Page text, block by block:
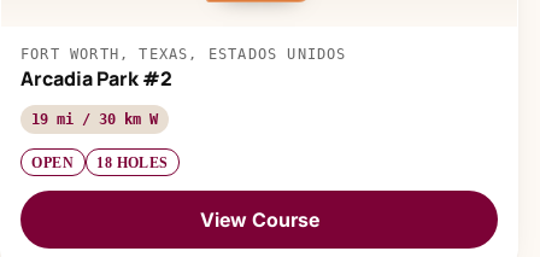
FORT WORTH, TEXAS, ESTADOS UNIDOS
Arcadia Park #2
19 mi / 30 km W
OPEN 18 HOLES
View Course